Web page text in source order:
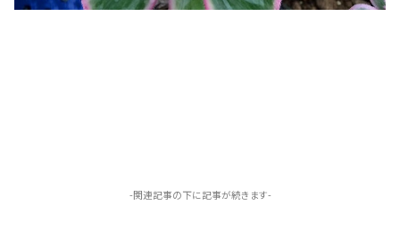
-関連記事の下に記事が続きます-